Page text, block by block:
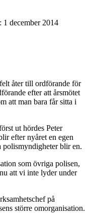
1 december 2014
åter till ordförande för
efter att årsmötet
att man bara får sitta i
ut hördes Peter
efter nyåret en egen
polismyndigheter blir en.
som övriga polisen,
att vi inte lyder under
på
större omorganisation.